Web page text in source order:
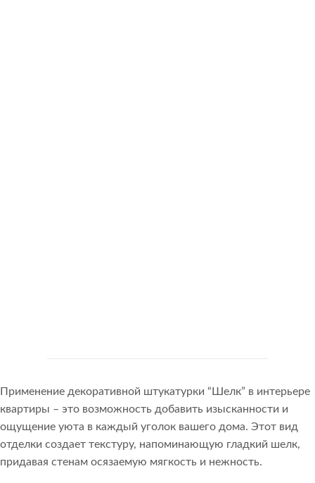
Применение декоративной штукатурки “Шелк” в интерьере
квартиры – это возможность добавить изысканности и
ощущение уюта в каждый уголок вашего дома. Этот вид
отделки создает текстуру, напоминающую гладкий шелк,
придавая стенам осязаемую мягкость и нежность.